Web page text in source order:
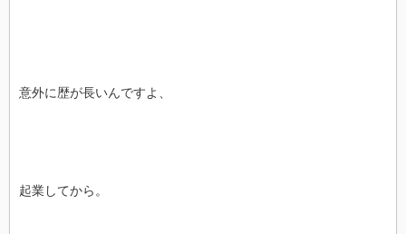
意外に歴が長いんですよ、
起業してから。